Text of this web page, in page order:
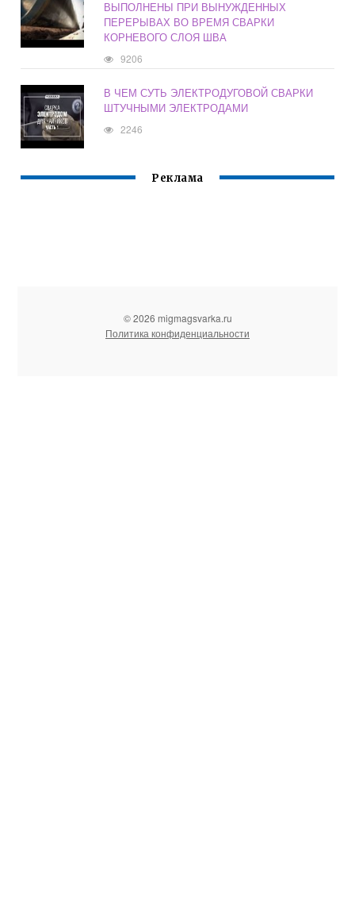
ВЫПОЛНЕНЫ ПРИ ВЫНУЖДЕННЫХ
ПЕРЕРЫВАХ ВО ВРЕМЯ СВАРКИ
КОРНЕВОГО СЛОЯ ШВА
9206
В ЧЕМ СУТЬ ЭЛЕКТРОДУГОВОЙ СВАРКИ
ШТУЧНЫМИ ЭЛЕКТРОДАМИ
2246
Реклама
© 2026 migmagsvarka.ru
Политика конфиденциальности